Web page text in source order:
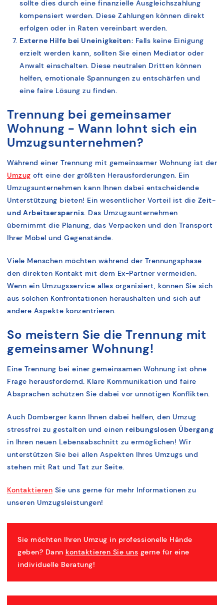
sollte dies durch eine finanzielle Ausgleichszahlung
kompensiert werden. Diese Zahlungen können direkt
erfolgen oder in Raten vereinbart werden.
Externe Hilfe bei Uneinigkeiten: Falls keine Einigung
erzielt werden kann, sollten Sie einen Mediator oder
Anwalt einschalten. Diese neutralen Dritten können
helfen, emotionale Spannungen zu entschärfen und
eine faire Lösung zu finden.
Trennung bei gemeinsamer
Wohnung - Wann lohnt sich ein
Umzugsunternehmen?
Während einer Trennung mit gemeinsamer Wohnung ist der
Umzug oft eine der größten Herausforderungen. Ein
Umzugsunternehmen kann Ihnen dabei entscheidende
Unterstützung bieten! Ein wesentlicher Vorteil ist die Zeit-
und Arbeitsersparnis. Das Umzugsunternehmen
übernimmt die Planung, das Verpacken und den Transport
Ihrer Möbel und Gegenstände.
Viele Menschen möchten während der Trennungsphase
den direkten Kontakt mit dem Ex-Partner vermeiden.
Wenn ein Umzugsservice alles organisiert, können Sie sich
aus solchen Konfrontationen heraushalten und sich auf
andere Aspekte konzentrieren.
So meistern Sie die Trennung mit
gemeinsamer Wohnung!
Eine Trennung bei einer gemeinsamen Wohnung ist ohne
Frage herausfordernd. Klare Kommunikation und faire
Absprachen schützen Sie dabei vor unnötigen Konflikten.
Auch Domberger kann Ihnen dabei helfen, den Umzug
stressfrei zu gestalten und einen reibungslosen Übergang
in Ihren neuen Lebensabschnitt zu ermöglichen! Wir
unterstützen Sie bei allen Aspekten Ihres Umzugs und
stehen mit Rat und Tat zur Seite.
Kontaktieren Sie uns gerne für mehr Informationen zu
unseren Umzugsleistungen!
Sie möchten Ihren Umzug in professionelle Hände
geben? Dann kontaktieren Sie uns gerne für eine
individuelle Beratung!